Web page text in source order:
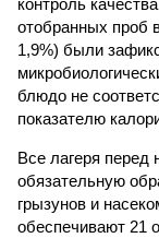
контроль
отобранных проб
1,9%) были
блюдо не
показателю
Все лагеря
обязательную
грызунов и
обеспечивают 21